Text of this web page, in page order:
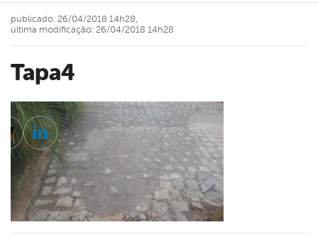
tapa4
publicado: 26/04/2018 14h28,
última modificação: 26/04/2018 14h28
Twitter
Linkedin